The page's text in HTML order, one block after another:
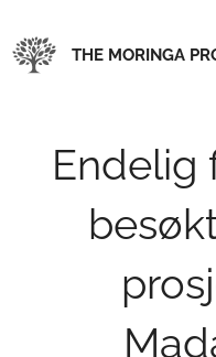
THE MORINGA
Endelig